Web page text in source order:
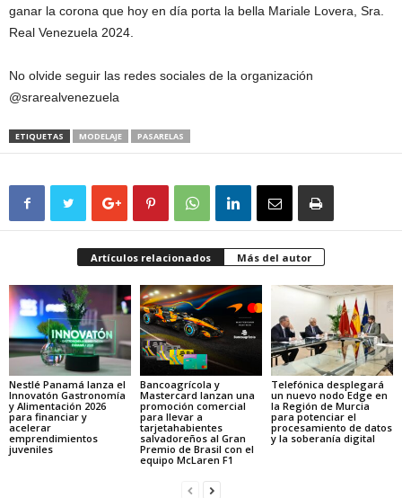
ganar la corona que hoy en día porta la bella Mariale Lovera, Sra.
Real Venezuela 2024.
No olvide seguir las redes sociales de la organización
@srarealvenezuela
ETIQUETAS MODELAJE PASARELAS
Artículos relacionados Más del autor
Nestlé Panamá lanza el
Innovatón Gastronomía
y Alimentación 2026
para financiar y
acelerar
emprendimientos
juveniles
Bancoagrícola y
Mastercard lanzan una
promoción comercial
para llevar a
tarjetahabientes
salvadoreños al Gran
Premio de Brasil con el
equipo McLaren F1
Telefónica desplegará
un nuevo nodo Edge en
la Región de Murcia
para potenciar el
procesamiento de datos
y la soberanía digital